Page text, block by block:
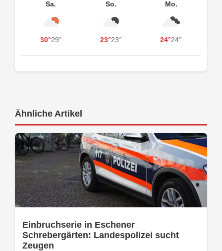
Sa.
30°29°
So.
23°23°
Mo.
24°24°
Ähnliche Artikel
Einbruchserie in Eschener
Schrebergärten: Landespolizei sucht
Zeugen